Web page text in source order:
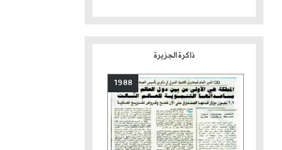
ذاكرة الجزيرة
1988